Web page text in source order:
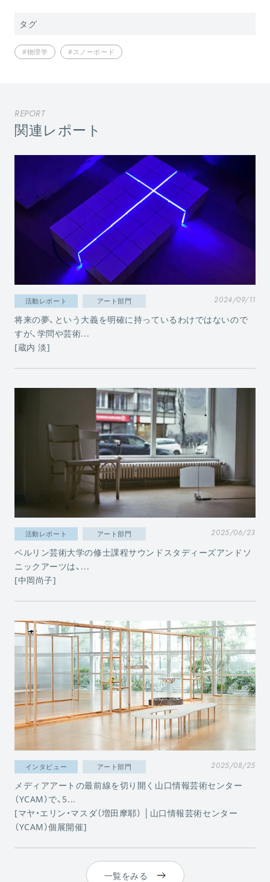
タグ
#物理学 #スノーボード
REPORT
関連レポート
活動レポート アート部門 2024/09/11
将来の夢、という大義を明確に持っているわけではないので
すが、学問や芸術...
[蔵内 淡]
活動レポート アート部門 2025/06/23
ベルリン芸術大学の修士課程サウンドスタディーズアンドソ
ニックアーツは、...
[中岡尚子]
インタビュー アート部門 2025/08/25
メディアアートの最前線を切り開く山口情報芸術センター
（YCAM）で、5...
[マヤ・エリン・マスダ（増田摩耶） │山口情報芸術センター
（YCAM）個展開催]
一覧をみる